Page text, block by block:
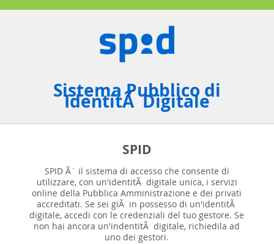
Sistema Pubblico di
IdentitÃ Digitale
SPID
SPID Ã¨ il sistema di accesso che consente di
utilizzare, con un'identitÃ digitale unica, i servizi
online della Pubblica Amministrazione e dei privati
accreditati. Se sei giÃ in possesso di un'identitÃ
digitale, accedi con le credenziali del tuo gestore. Se
non hai ancora un'indentitÃ digitale, richiedila ad
uno dei gestori.